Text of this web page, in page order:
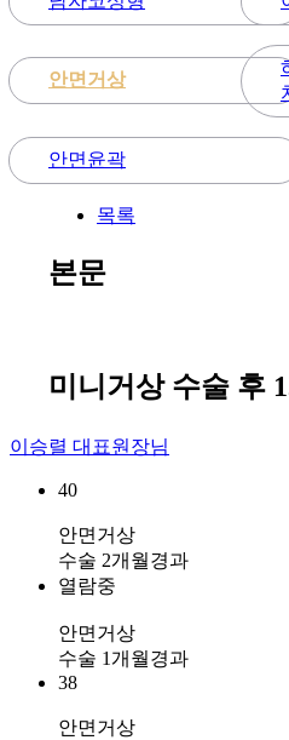
안면거상
안면윤곽
목록
본문
미니거상 수술 후
이승렬 대표원장님
40
안면거상
수술 2개월경과
열람중
안면거상
수술 1개월경과
38
안면거상